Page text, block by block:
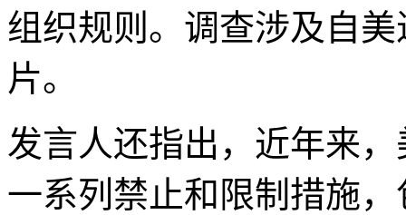
组织规则。调查涉及自
片。
发言人还指出，近年来
一系列禁止和限制措施